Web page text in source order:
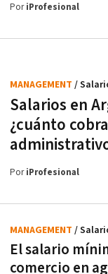
PoriProfesional
Salarios en
¿cuánto
MANAGEMENT /
PoriProfesional
El salario
comercio en
MANAGEMENT /